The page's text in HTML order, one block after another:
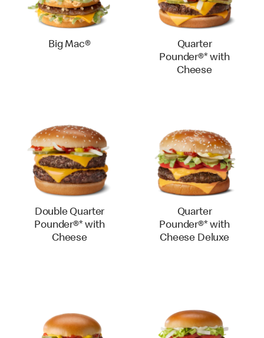
Big Mac®
Quarter
Pounder®* with
Cheese
Double Quarter
Pounder®* with
Cheese
Quarter
Pounder®* with
Cheese Deluxe